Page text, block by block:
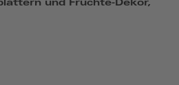
und Früchte-Dekor,